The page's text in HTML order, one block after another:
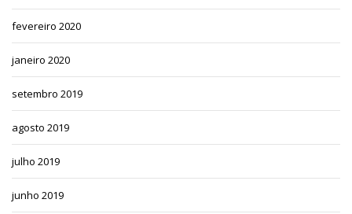
fevereiro 2020
janeiro 2020
setembro 2019
agosto 2019
julho 2019
junho 2019